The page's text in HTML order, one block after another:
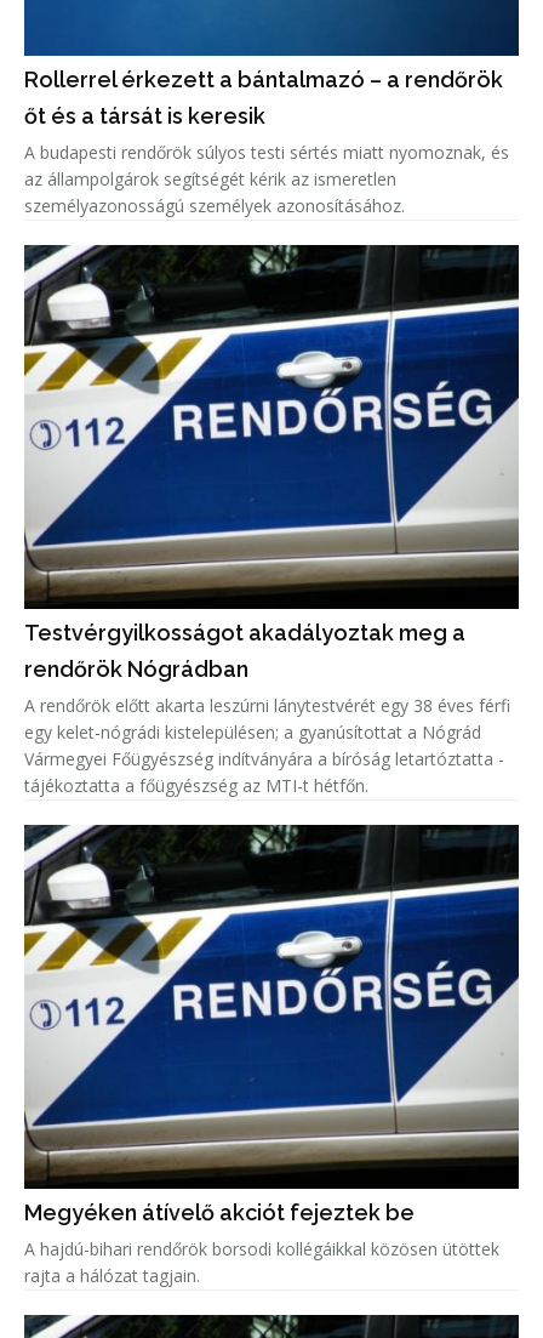
Rollerrel érkezett a bántalmazó – a rendőrök
őt és a társát is keresik
A budapesti rendőrök súlyos testi sértés miatt nyomoznak, és
az állampolgárok segítségét kérik az ismeretlen
személyazonosságú személyek azonosításához.
Testvérgyilkosságot akadályoztak meg a
rendőrök Nógrádban
A rendőrök előtt akarta leszúrni lánytestvérét egy 38 éves férfi
egy kelet-nógrádi kistelepülésen; a gyanúsítottat a Nógrád
Vármegyei Főügyészség indítványára a bíróság letartóztatta -
tájékoztatta a főügyészség az MTI-t hétfőn.
Megyéken átívelő akciót fejeztek be
A hajdú-bihari rendőrök borsodi kollégáikkal közösen ütöttek
rajta a hálózat tagjain.